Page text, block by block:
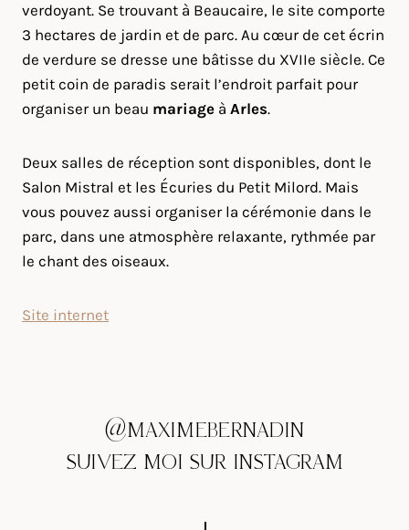
verdoyant. Se trouvant à Beaucaire, le site comporte
3 hectares de jardin et de parc. Au cœur de cet écrin
de verdure se dresse une bâtisse du XVIIe siècle. Ce
petit coin de paradis serait l’endroit parfait pour
organiser un beau mariage à Arles.
Deux salles de réception sont disponibles, dont le
Salon Mistral et les Écuries du Petit Milord. Mais
vous pouvez aussi organiser la cérémonie dans le
parc, dans une atmosphère relaxante, rythmée par
le chant des oiseaux.
Site internet
@MAXIMEBERNADIN
SUIVEZ MOI SUR INSTAGRAM